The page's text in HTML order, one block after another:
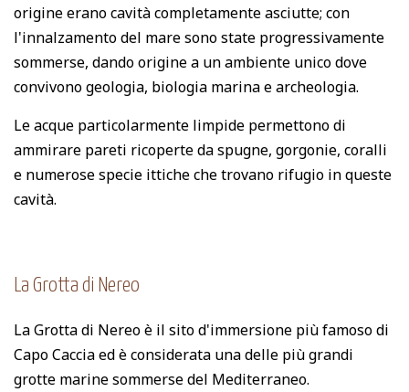
origine erano cavità completamente asciutte; con
l'innalzamento del mare sono state progressivamente
sommerse, dando origine a un ambiente unico dove
convivono geologia, biologia marina e archeologia.
Le acque particolarmente limpide permettono di
ammirare pareti ricoperte da spugne, gorgonie, coralli
e numerose specie ittiche che trovano rifugio in queste
cavità.
La Grotta di Nereo
La Grotta di Nereo è il sito d'immersione più famoso di
Capo Caccia ed è considerata una delle più grandi
grotte marine sommerse del Mediterraneo.